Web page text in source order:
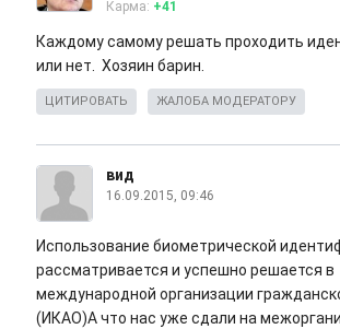
Карма: +41
Каждому самому решать проходить
или нет. Хозяин барин.
ЦИТИРОВАТЬ ЖАЛОБА МОДЕРАТОРУ
вид
16.09.2015, 09:46
Использование биометрической
рассматривается и успешно решается в
международной организации
(ИКАО)А что нас уже сдали на